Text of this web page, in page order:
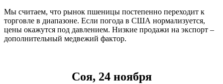
Мы считаем, что рынок пшеницы постепенно переходит к
торговле в диапазоне. Если погода в США нормализуется,
цены окажутся под давлением. Низкие продажи на экспорт –
дополнительный медвежий фактор.
Соя, 24 ноября